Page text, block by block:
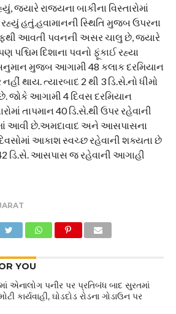
જ્યારે રાજ્યના બાકીના વિસ્તારોમાં
રહ્યું હતું.હવામાનની સ્થિતિ મુજબ ઉપરના
આવતી પવનની અસર ચાલુ છે, જ્યારે
પશ્ચિમ દિશાના પવનો ફૂંકાઈ રહ્યા
મુજબ આગામી 48 કલાક દરમિયાન
નહીં થાય. ત્યારબાદ 2 થી 3 ડિ.સે.નો ધીમો
જોકે આગામી 4 દિવસ દરમિયાન
તાપમાન 40 ડિ.સે.થી ઉપર રહેવાની
આવી છે.અમદાવાદ અને આસપાસના
આકાશ સ્વચ્છ રહેવાની શક્યતા છે
ડિ.સે. આસપાસ જ રહેવાની આગાહી
YOU
એનાલોગ પનીર પર પ્રતિબંધ બાદ સુરતમાં
કાર્યવાહી, ઘોડદોડ રોડના ગોડાઉન પર